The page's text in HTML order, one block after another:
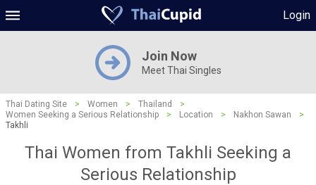
Login
Join Now
Meet Thai Singles
Thai Dating Site > Women > Thailand
>
Women Seeking a Serious Relationship
> Location > Nakhon Sawan
>
Takhli
Thai Women from Takhli Seeking a
Serious Relationship